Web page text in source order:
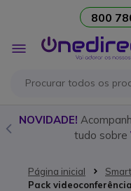
800
Alternar
Nav
e domine
Página inicial
Pack